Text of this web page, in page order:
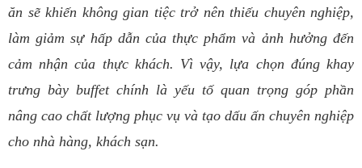
ăn sẽ khiến không gian tiệc trở nên thiếu chuyên nghiệp,
làm giảm sự hấp dẫn của thực phẩm và ảnh hưởng đến
cảm nhận của thực khách. Vì vậy, lựa chọn đúng khay
trưng bày buffet chính là yếu tố quan trọng góp phần
nâng cao chất lượng phục vụ và tạo dấu ấn chuyên nghiệp
cho nhà hàng, khách sạn.